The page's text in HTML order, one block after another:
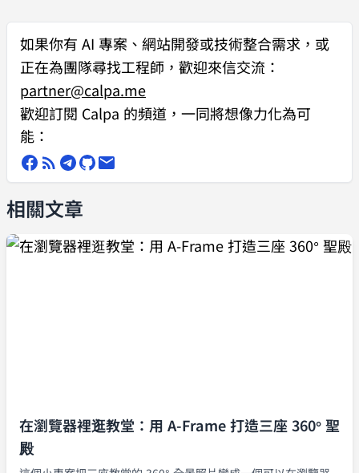
// 假設的實體處理函數
processEntities
Array<{ type: string text
score: number }>) {
    console
${entity
  });
如果你有 AI 專案、網站開發或技術整合需求 ，或
正在為團隊尋找工程師，歡迎來信交流：
partner@calpa.me
歡迎訂閱 Calpa 的頻道，一同將想像力化為可
能：
相關文章
在瀏覽器裡逛教堂：用 A-Frame 打造三座 360° 聖
殿